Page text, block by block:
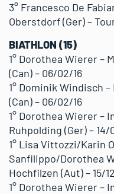
3° Francesco De
Oberstdorf (Ger) –
BIATHLON (15)
1° Dorothea Wierer –
(Can) – 06/02/16
1° Dominik Windisch
(Can) – 06/02/16
1° Dorothea Wierer –
Ruhpolding (Ger) – 14/
1° Lisa Vittozzi/Karin
Sanfilippo/Dorothea
Hochfilzen (Aut) – 15/
1° Dorothea Wierer –